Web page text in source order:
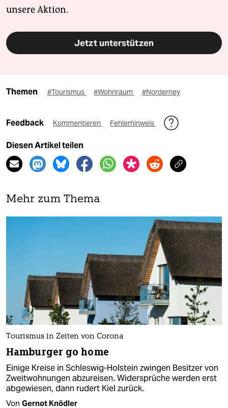
unsere Aktion.
Jetzt unterstützen
Themen #Tourismus #Wohnraum #Norderney
Feedback Kommentieren Fehlerhinweis
Diesen Artikel teilen
Mehr zum Thema
Tourismus in Zeiten von Corona
Hamburger go home
Einige Kreise in Schleswig-Holstein zwingen Besitzer von
Zweitwohnungen abzureisen. Widersprüche werden erst
abgewiesen, dann rudert Kiel zurück.
Von Gernot Knödler